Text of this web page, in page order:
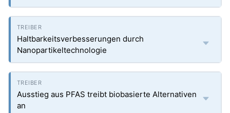
Haltbarkeitsverbesserungen durch
Nanopartikeltechnologie
Ausstieg aus PFAS treibt biobasierte Alternativen
an